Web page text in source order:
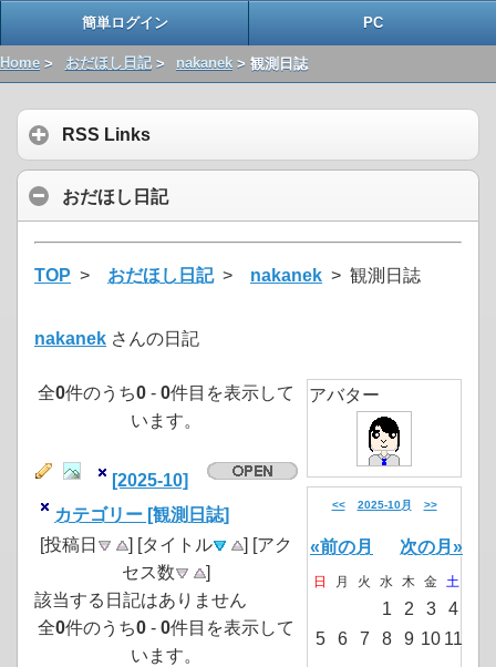
簡単ログイン PC
Home > おだほし日記> nakanek > 観測日誌
RSS Links
おだほし日記
TOP > おだほし日記> nakanek > 観測日誌
nakanek さんの日記
全0件のうち0 - 0件目を表示して
います。
[2025-10]
カテゴリー [観測日誌]
[投稿日
] [タイトル
] [アク
セス数
]
該当する日記はありません
全0件のうち0 - 0件目を表示して
います。
アバター
<< 2025-10月 >>
«前の月 次の月»
日 月 火 水 木 金 土
1 2 3
4
5
6 7 8 9 10 11